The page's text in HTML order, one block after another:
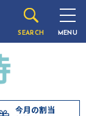
SEARCH MENU
今月の割当